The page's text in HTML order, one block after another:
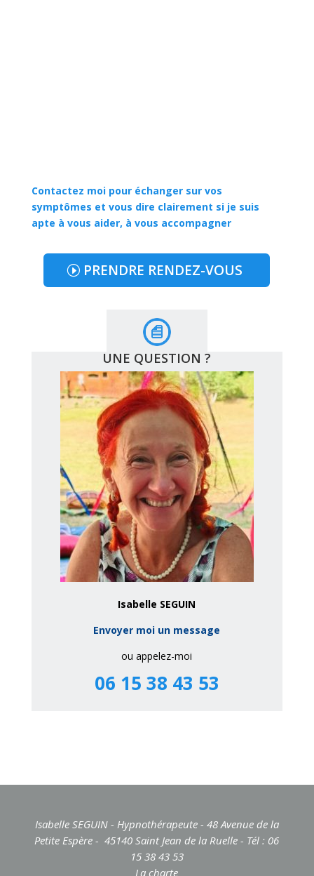
Contactez moi pour échanger sur vos
symptômes et vous dire clairement si je suis
apte à vous aider, à vous accompagner
PRENDRE RENDEZ-VOUS
UNE QUESTION ?
Isabelle SEGUIN
Envoyer moi un message
ou appelez-moi
06 15 38 43 53
Isabelle SEGUIN - Hypnothérapeute - 48 Avenue de la
Petite Espère - 45140 Saint Jean de la Ruelle - Tél : 06
15 38 43 53
La charte